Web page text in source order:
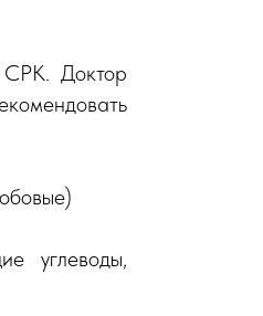
СРК. Доктор
углеводы,